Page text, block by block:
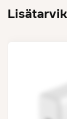
Tämä
käyttämäsi